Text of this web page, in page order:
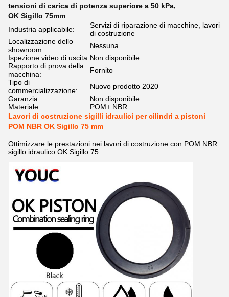
tensioni di carica di potenza superiore a 50 kPa,
OK Sigillo 75mm
Industria applicabile:
Servizi di riparazione di macchine, lavori
di costruzione
Localizzazione dello
showroom:
Nessuna
Ispezione video di uscita:Non disponibile
Rapporto di prova della
macchina:
Fornito
Tipo di
commercializzazione:
Nuovo prodotto 2020
Garanzia:
Non disponibile
Materiale:
POM+ NBR
Lavori di costruzione sigilli idraulici per cilindri a pistoni
POM NBR OK Sigillo 75 mm
Ottimizzare le prestazioni nei lavori di costruzione con POM NBR
sigillo idraulico OK Sigillo 75